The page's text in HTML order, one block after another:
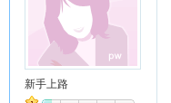
新手上路